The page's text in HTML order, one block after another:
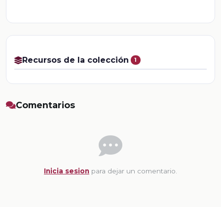
Recursos de la colección 1
Comentarios
Inicia sesion para dejar un comentario.